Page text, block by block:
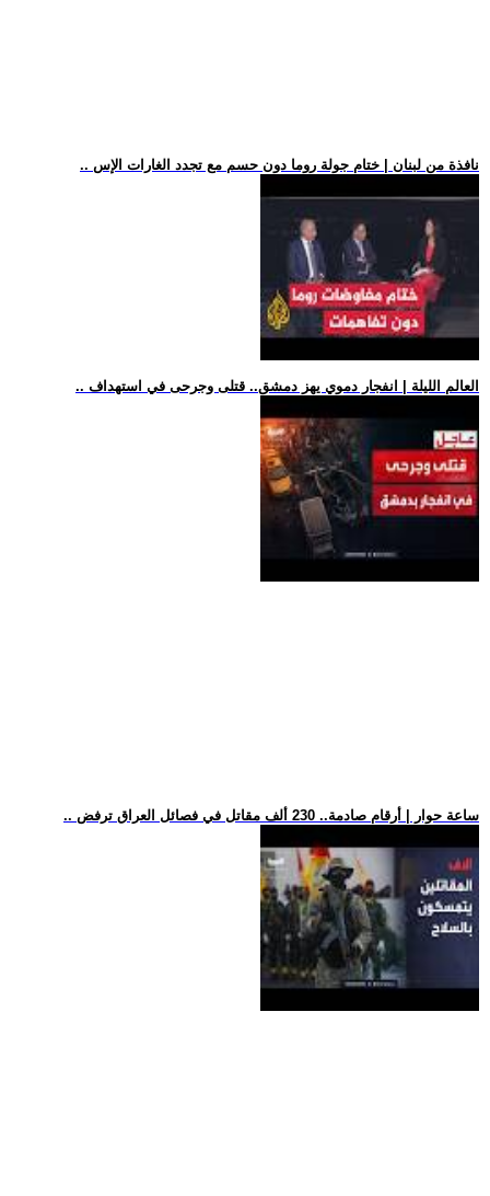
.. نافذة من لبنان | ختام جولة روما دون حسم مع تجدد الغارات الإس
.. العالم الليلة | انفجار دموي يهز دمشق.. قتلى وجرحى في استهداف
.. ساعة حوار | أرقام صادمة.. 230 ألف مقاتل في فصائل العراق ترفض